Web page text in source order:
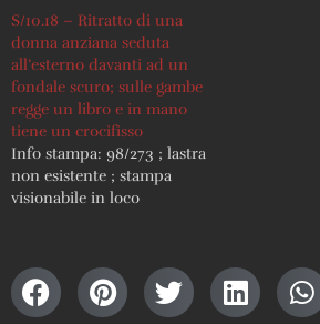
S/03.05 Info stampa: 98/179
; lastra non esistente ;
stampa visionabile in loco
S/10.18 – Ritratto di una
donna anziana seduta
all’esterno davanti ad un
fondale scuro; sulle gambe
regge un libro e in mano
tiene un crocifisso
Info stampa: 98/273 ; lastra
non esistente ; stampa
visionabile in loco